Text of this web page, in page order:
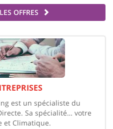
OFFRES
est un spécialiste du
Sa spécialité… votre
et Climatique.